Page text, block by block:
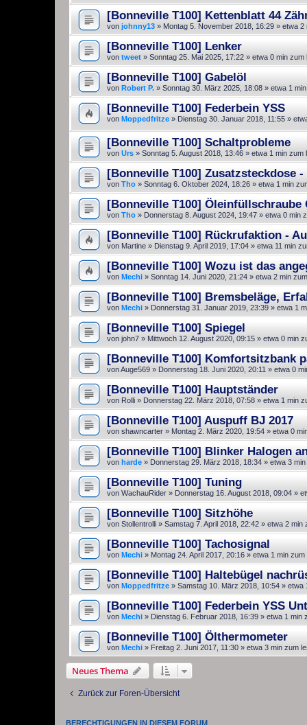
[Bonneville T100] Kettenblatt 44
von johnny13 » Montag 5. November 2018, 16:29 » etwa 2
[Bonneville T100] Lenker
von tweet » Sonntag 25. Mai 2025, 17:22 » etwa 0 min zum
[Bonneville T100] Gabelöl
von Robert P. » Sonntag 30. März 2025, 18:08 » etwa 1
[Bonneville T100] Federbein YSS
von Moppedfritze » Dienstag 30. Januar 2018, 11:55 »
[Bonneville T100] Schaltprobleme
von Urs » Sonntag 5. August 2018, 13:46 » etwa 1 min zum
[Bonneville T100] Zusatzsteckdose
von Tho » Sonntag 6. Oktober 2024, 18:26 » etwa 1 min
[Bonneville T100] Öleinfüllschraube
von Tho » Donnerstag 8. August 2024, 19:47 » etwa 0 min
[Bonneville T100] Rückrufaktion -
von Martine » Dienstag 9. April 2019, 17:04 » etwa 11 min
[Bonneville T100] Wozu ist das
von Mechi » Sonntag 14. Juni 2020, 21:24 » etwa 2 min
[Bonneville T100] Bremsbeläge,
von Mechi » Donnerstag 31. Januar 2019, 23:39 » etwa 1
[Bonneville T100] Spiegel
von john7 » Mittwoch 12. August 2020, 09:15 » etwa 0 min
[Bonneville T100] Komfortsitzbank
vonAuge569 » Donnerstag 18. Juni 2020, 20:11 » etwa 0
[Bonneville T100] Hauptständer
von Rolli » Donnerstag 22. März 2018, 07:58 » etwa 1 min
[Bonneville T100] Auspuff BJ 2017
von shawncarter » Montag 2. März 2020, 19:54 » etwa 0
[Bonneville T100] Blinker Halogen
von harde » Donnerstag 29. März 2018, 18:34 » etwa 3
[Bonneville T100] Tuning
von WachauRider » Donnerstag 16. August 2018, 09:04 »
[Bonneville T100] Sitzhöhe
von Stollentrolli » Samstag 7. April 2018, 22:42 » etwa 2 min
[Bonneville T100] Tachosignal
von Mechi » Montag 24. April 2017, 20:16 » etwa 1 min zum
[Bonneville T100] Haltebügel
von Moppedfritze » Samstag 10. März 2018, 10:54 » etwa
[Bonneville T100] Federbein YSS
von Mechi » Dienstag 6. Februar 2018, 16:39 » etwa 1 min
[Bonneville T100] Ölthermometer
von Mechi » Freitag 2. Juni 2017, 11:30 » etwa 3 min zum
Neues Thema
Zurück zur Foren-Übersicht
BERECHTIGUNGEN IN DIESEM FORUM